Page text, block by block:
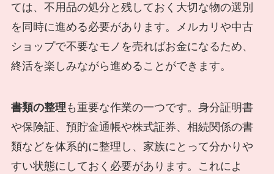
ては、不用品の処分と残しておく大切な物の選別
を同時に進める必要があります。メルカリや中古
ショップで不要なモノを売ればお金になるため、
終活を楽しみながら進めることができます。
書類の整理 も重要な作業の一つです。身分証明書
や保険証、預貯金通帳や株式証券、相続関係の書
類などを体系的に整理し、家族にとって分かりや
すい状態にしておく必要があります。これによ